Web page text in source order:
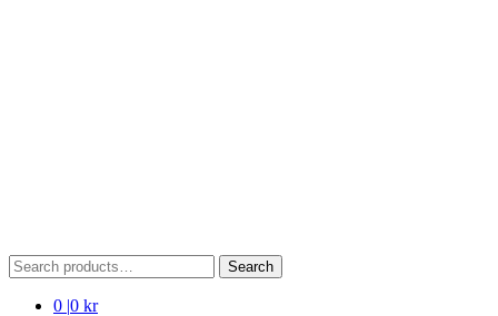
Search
for:
Search
0 |0 kr